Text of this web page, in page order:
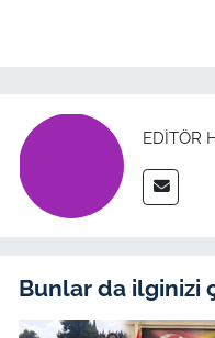
EDITÖR
Bunlar da ilginizi